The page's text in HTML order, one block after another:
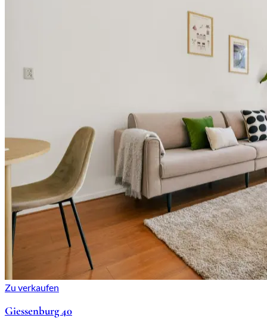
Zu verkaufen
Giessenburg 40